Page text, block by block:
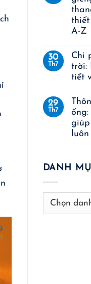
thiết
A-Z
30
Th7
Chi
trời:
tiết
29
Th7
ống:
DANH
Danh